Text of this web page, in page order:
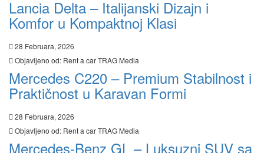
Lancia Delta – Italijanski Dizajn i
Komfor u Kompaktnoj Klasi
28 Februara, 2026
Objavljeno od: Rent a car TRAG Media
Mercedes C220 – Premium Stabilnost i
Praktičnost u Karavan Formi
28 Februara, 2026
Objavljeno od: Rent a car TRAG Media
Mercedes-Benz GL – Luksuzni SUV sa